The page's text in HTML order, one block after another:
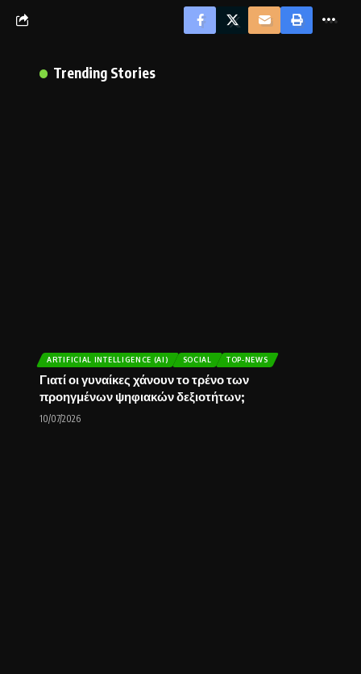
Trending Stories
ARTIFICIAL INTELLIGENCE (AI) SOCIAL TOP-NEWS
Γιατί οι γυναίκες χάνουν το τρένο των
προηγμένων ψηφιακών δεξιοτήτων;
10/07/2026